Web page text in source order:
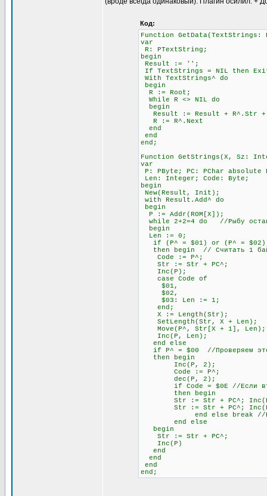
Код:
Function
var
R: PTextString;
begin
Result := '';
If TextStrings = NIL then
With TextStrings^ do
begin
R := Root;
While R <> NIL do
begin
Result := Result + R^.Str +
R := R^.Next
end
end
end;
Function GetStrings(X, Sz:
var
P: PByte; PC: PChar absolute
Len: Integer; Code: Byte;
begin
New(Result, Init);
with Result.Add^ do
begin
P := Addr(ROM[X]);
while 2+2=4 do //Рыбу
begin
Len := 0;
if (P^ = $01) or (P^ = $02)
then begin // Считать 1
Code := P^;
Str := Str + PC^;
Inc(P);
case Code of
$01,
$02,
$03: Len := 1;
end;
X := Length(Str);
SetLength(Str, X + Len);
Move(P^, Str[X + 1], Len);
Inc(P, Len);
end else
if P^ = $00 //Проверяем
then begin
Inc(P, 2);
Code := P^;
dec(P, 2);
if Code = $0E //Если второй
then begin
Str := Str + PC^;
Str := Str + PC^;
end else break //Если
end else
begin
Str := Str + PC^;
Inc(P)
end
end
end
end;